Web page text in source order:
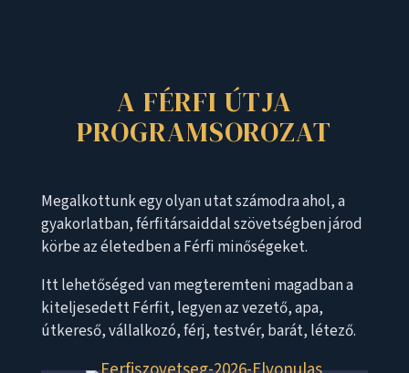
A FÉRFI ÚTJA
PROGRAMSOROZAT
Megalkottunk egy olyan utat számodra ahol, a
gyakorlatban, férfitársaiddal szövetségben járod
körbe az életedben a Férfi minőségeket.
Itt lehetőséged van megteremteni magadban a
kiteljesedett Férfit, legyen az vezető, apa,
útkereső, vállalkozó, férj, testvér, barát, létező.